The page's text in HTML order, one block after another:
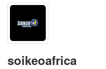
soikeoafrica